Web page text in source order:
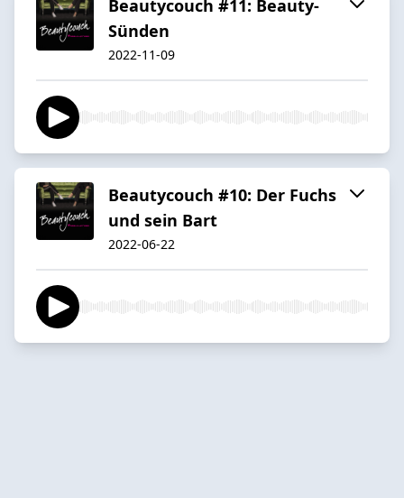
Beautycouch #11: Beauty-
Sünden
2022-11-09
Beautycouch #10: Der Fuchs
und sein Bart
2022-06-22